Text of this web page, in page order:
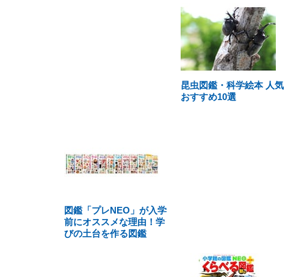
昆虫図鑑・科学絵本 人気
おすすめ10選
図鑑「プレNEO」が入学
前にオススメな理由！学
びの土台を作る図鑑